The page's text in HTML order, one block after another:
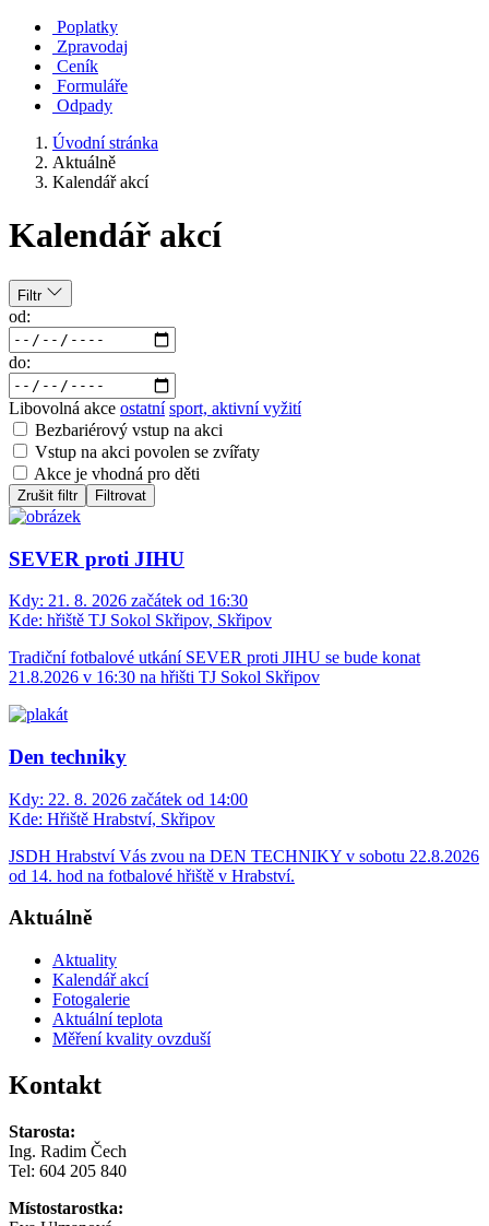
Poplatky
Zpravodaj
Ceník
Formuláře
Odpady
Úvodní stránka
Aktuálně
Kalendář akcí
Kalendář akcí
Filtr
od:
do:
Libovolná akce ostatní sport, aktivní vyžití
Bezbariérový vstup na akci
Vstup na akci povolen se zvířaty
Akce je vhodná pro děti
Zrušit filtr Filtrovat
SEVER proti JIHU
Kdy: 21. 8. 2026 začátek od 16:30
Kde: hřiště TJ Sokol Skřipov, Skřipov
Tradiční fotbalové utkání SEVER proti JIHU se bude konat
21.8.2026 v 16:30 na hřišti TJ Sokol Skřipov
Den techniky
Kdy: 22. 8. 2026 začátek od 14:00
Kde: Hřiště Hrabství, Skřipov
JSDH Hrabství Vás zvou na DEN TECHNIKY v sobotu 22.8.2026
od 14. hod na fotbalové hřiště v Hrabství.
Aktuálně
Aktuality
Kalendář akcí
Fotogalerie
Aktuální teplota
Měření kvality ovzduší
Kontakt
Starosta:
Ing. Radim Čech
Tel: 604 205 840
Místostarostka: